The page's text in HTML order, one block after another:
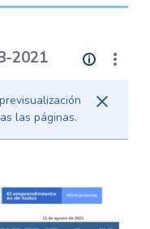
2021
las páginas.